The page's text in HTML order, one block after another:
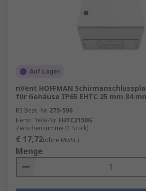
Auf Lager
nVent HOFFMAN
für Gehäuse IP65 EHTC 25 mm 84
RS Best.-Nr. 275-596
Herst. Teile-Nr. EHTC2150G
Zwischensumme (1 Stück)
€ 17,72(ohne MwSt.)
Menge